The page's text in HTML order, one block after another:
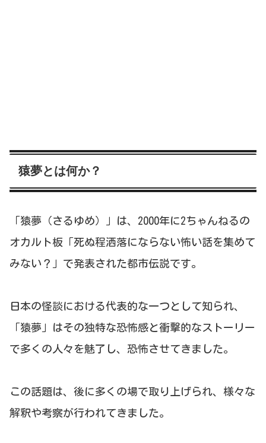
猿夢とは何か？
「猿夢（さるゆめ）」は、2000年に2ちゃんねるの
オカルト板「死ぬ程洒落にならない怖い話を集めて
みない？」で発表された都市伝説です。
日本の怪談における代表的な一つとして知られ、
「猿夢」はその独特な恐怖感と衝撃的なストーリー
で多くの人々を魅了し、恐怖させてきました。
この話題は、後に多くの場で取り上げられ、様々な
解釈や考察が行われてきました。